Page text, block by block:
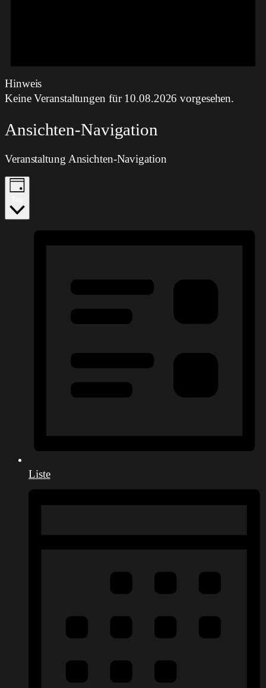
Hinweis
Keine Veranstaltungen für 10.08.2026 vorgesehen.
Ansichten-Navigation
Veranstaltung Ansichten-Navigation
Liste